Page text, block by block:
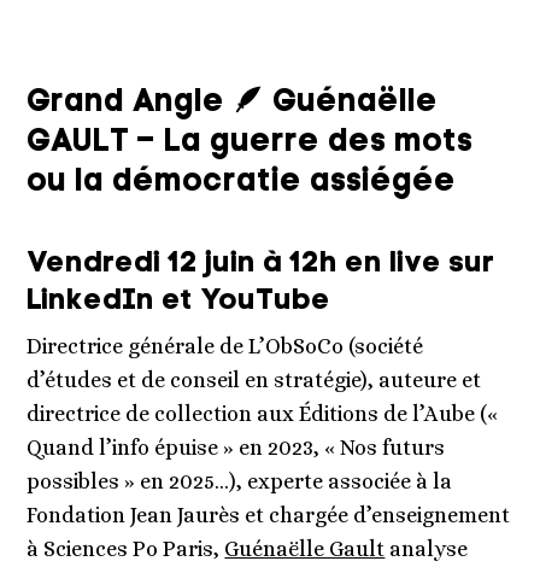
Grand Angle 🪶 Guénaëlle
GAULT – La guerre des mots
ou la démocratie assiégée
Vendredi 12 juin à 12h en live sur
LinkedIn et YouTube
Directrice générale de L’ObSoCo (société
d’études et de conseil en stratégie), auteure et
directrice de collection aux Éditions de l’Aube («
Quand l’info épuise » en 2023, « Nos futurs
possibles » en 2025…), experte associée à la
Fondation Jean Jaurès et chargée d’enseignement
à Sciences Po Paris, Guénaëlle Gault analyse